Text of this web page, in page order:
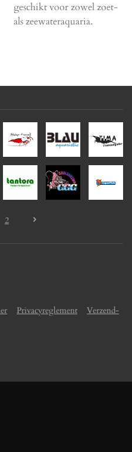
geschikt voor zowel zoet-
als zeewateraquaria.
2
Privacyreglement
Verzend-